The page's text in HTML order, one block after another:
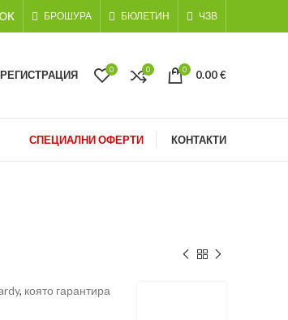
БРОШУРА БЮЛЕТИН ЧЗВ
0 0 0 0.00€
СПЕЦИАЛНИ ОФЕРТИ КОНТАКТИ
, която гарантира